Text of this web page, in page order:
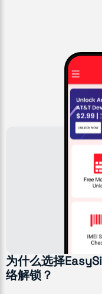
为什么选择
络解锁？